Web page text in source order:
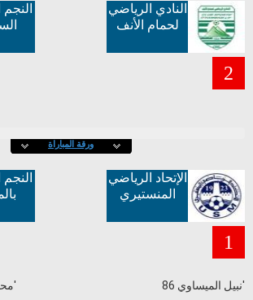
النادي الرياضي
لحمام الأنف
2
ورقة المباراة
الإتحاد الرياضي
المنستيري
1
نبيل الميساوي 86'
محمد امين العويشاوي 48'